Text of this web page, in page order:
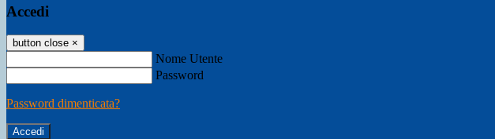
Accedi
button close ×
Nome Utente
Password
Password dimenticata?